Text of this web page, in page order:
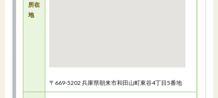
所在
地
〒669-5202 兵庫県朝来市和田山町東谷4丁目5番地